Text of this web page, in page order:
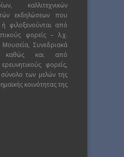
καλλιτεχνικών
εκδηλώσεων που
φιλοξενούνται από
φορείς – λ.χ.
Συνεδριακά
καθώς και από
φορείς,
των μελών της
κοινότητας της